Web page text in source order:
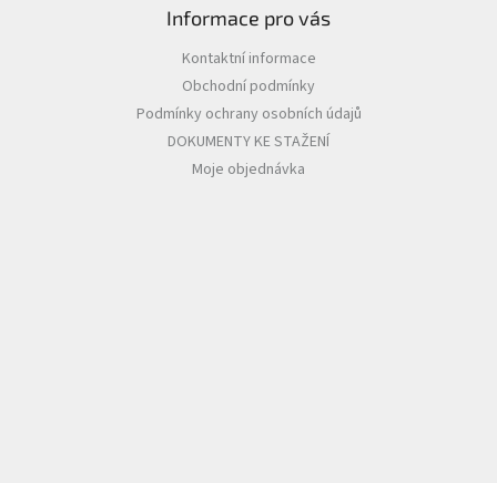
Informace pro vás
Kontaktní informace
Obchodní podmínky
Podmínky ochrany osobních údajů
DOKUMENTY KE STAŽENÍ
Moje objednávka